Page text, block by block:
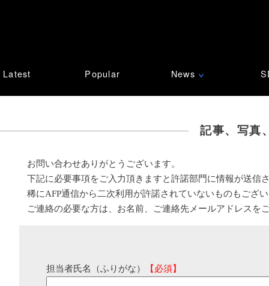
Latest Popular News ∨
記事、写真
お問い合わせありがとうございます。
下記に必要事項をご入力頂きますと許諾部門に情報が送信
稀にAFP通信から二次利用が許諾されていないものもござ
ご連絡の必要な方は、お名前、ご連絡先メールアドレスを
担当者氏名（ふりがな） 【必須】